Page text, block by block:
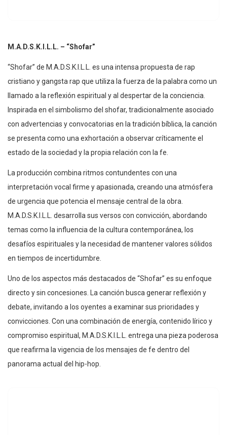
M.A.D.S.K.I.L.L. – “Shofar”
“Shofar” de M.A.D.S.K.I.L.L. es una intensa propuesta de rap
cristiano y gangsta rap que utiliza la fuerza de la palabra como un
llamado a la reflexión espiritual y al despertar de la conciencia.
Inspirada en el simbolismo del shofar, tradicionalmente asociado
con advertencias y convocatorias en la tradición bíblica, la canción
se presenta como una exhortación a observar críticamente el
estado de la sociedad y la propia relación con la fe.
La producción combina ritmos contundentes con una
interpretación vocal firme y apasionada, creando una atmósfera
de urgencia que potencia el mensaje central de la obra.
M.A.D.S.K.I.L.L. desarrolla sus versos con convicción, abordando
temas como la influencia de la cultura contemporánea, los
desafíos espirituales y la necesidad de mantener valores sólidos
en tiempos de incertidumbre.
Uno de los aspectos más destacados de “Shofar” es su enfoque
directo y sin concesiones. La canción busca generar reflexión y
debate, invitando a los oyentes a examinar sus prioridades y
convicciones. Con una combinación de energía, contenido lírico y
compromiso espiritual, M.A.D.S.K.I.L.L. entrega una pieza poderosa
que reafirma la vigencia de los mensajes de fe dentro del
panorama actual del hip-hop.